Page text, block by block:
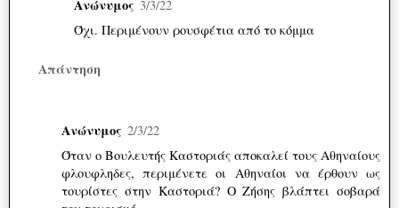
Ανώνυμος 3/3/22
Όχι. Περιμένουν ρουσφέτια από το κόμμα
Απάντηση
Ανώνυμος 2/3/22
Όταν ο Βουλευτής Καστοριάς αποκαλεί τους Αθηναίους
φλουφληδες, περιμένετε οι Αθηναίοι να έρθουν ως
τουρίστες στην Καστοριά? Ο Ζήσης βλάπτει σοβαρά